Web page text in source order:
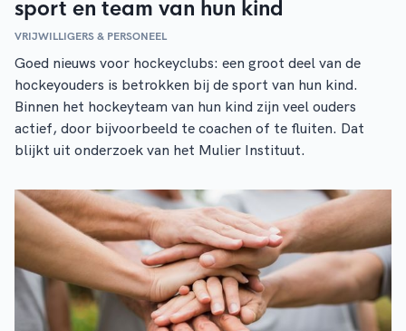
sport en team van hun kind
VRIJWILLIGERS & PERSONEEL
Goed nieuws voor hockeyclubs: een groot deel van de
hockeyouders is betrokken bij de sport van hun kind.
Binnen het hockeyteam van hun kind zijn veel ouders
actief, door bijvoorbeeld te coachen of te fluiten. Dat
blijkt uit onderzoek van het Mulier Instituut.